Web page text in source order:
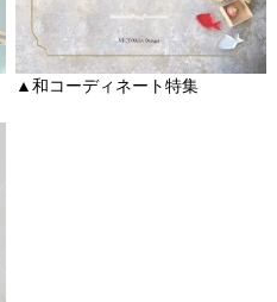
▲和コーディネート特集